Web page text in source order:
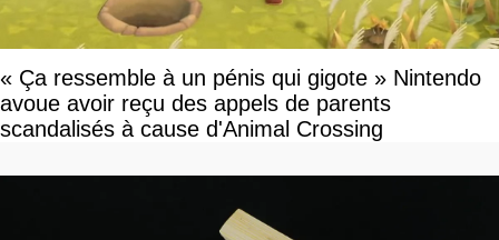
« Ça ressemble à un pénis qui gigote » Nintendo
avoue avoir reçu des appels de parents
scandalisés à cause d'Animal Crossing